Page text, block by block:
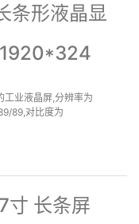
条形液晶显
工业液晶屏,分辨率为
89,对比度为
寸 长条屏